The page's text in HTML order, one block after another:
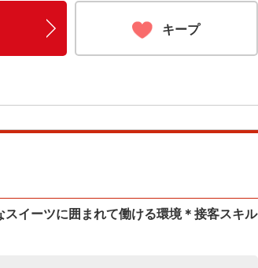
キープ
イーツに囲まれて働ける環境＊接客スキル